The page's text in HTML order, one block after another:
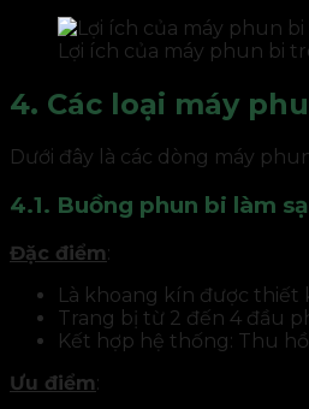
Lợi ích của máy phun bi
4. Các loại máy
Dưới đây là các dòng máy
4.1. Buồng phun bi làm
Đặc điểm:
Là khoang kín được thiết
Trang bị từ 2 đến 4 đầu
Kết hợp hệ thống: Thu
Ưu điểm: